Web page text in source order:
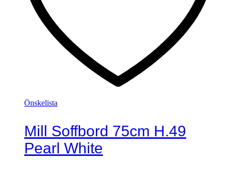
Önskelista
Mill Soffbord 75cm H.49
Pearl White